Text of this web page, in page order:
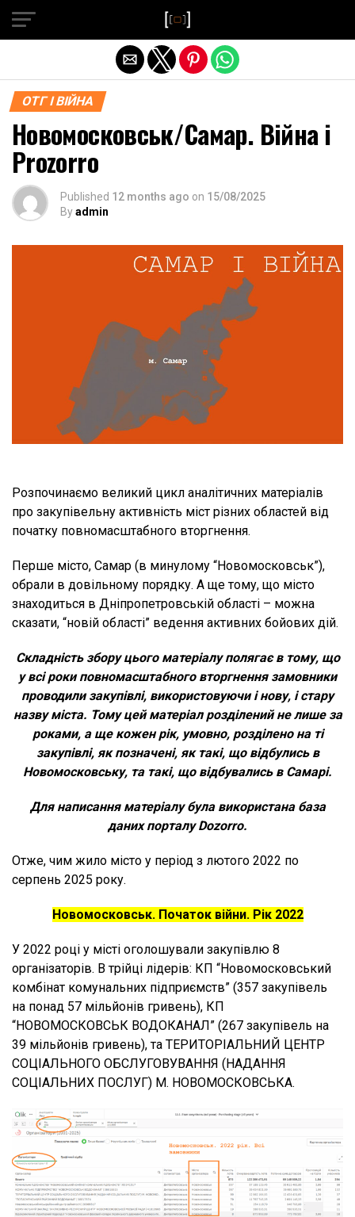
ОТГ І ВІЙНА
Новомосковськ/Самар. Війна і
Prozorro
Published 12 months ago on 15/08/2025
Byadmin
Розпочинаємо великий цикл аналітичних матеріалів
про закупівельну активність міст різних областей від
початку повномасштабного вторгнення.
Перше місто, Самар (в минулому “Новомосковськ”),
обрали в довільному порядку. А ще тому, що місто
знаходиться в Дніпропетровській області – можна
сказати, “новій області” ведення активних бойових дій.
Складність збору цього матеріалу полягає в тому, що
у всі роки повномасштабного вторгнення замовники
проводили закупівлі, використовуючи і нову, і стару
назву міста. Тому цей матеріал розділений не лише за
роками, а ще кожен рік, умовно, розділено на ті
закупівлі, як позначені, як такі, що відбулись в
Новомосковську, та такі, що відбувались в Самарі.
Для написання матеріалу була використана база
даних порталу Dozorro.
Отже, чим жило місто у період з лютого 2022 по
серпень 2025 року.
Новомосковськ. Початок війни. Рік 2022
У 2022 році у місті оголошували закупівлю 8
організаторів. В трійці лідерів: КП “Новомосковський
комбінат комунальних підприємств” (357 закупівель
на понад 57 мільйонів гривень), КП
“НОВОМОСКОВСЬК ВОДОКАНАЛ” (267 закупівель на
39 мільйонів гривень), та ТЕРИТОРІАЛЬНИЙ ЦЕНТР
СОЦІАЛЬНОГО ОБСЛУГОВУВАННЯ (НАДАННЯ
СОЦІАЛЬНИХ ПОСЛУГ) М. НОВОМОСКОВСЬКА.
Exit mobile version